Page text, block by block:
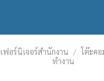
เฟอร์นิเจอร์สำนักงาน / โต๊ะค
ทำงาน